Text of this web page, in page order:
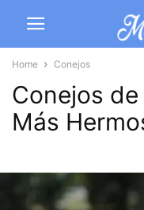
Home Conejos
Conejos
Más